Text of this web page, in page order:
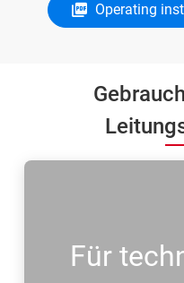
Operating
Für